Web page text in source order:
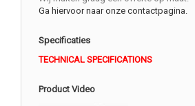
Ga hiervoor naar onze contactpagina.
Specificaties
TECHNICAL SPECIFICATIONS
Product Video